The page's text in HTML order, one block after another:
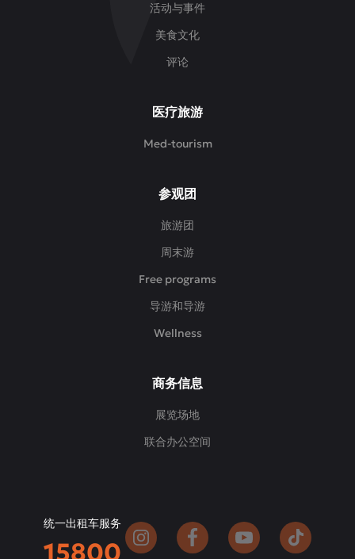
活动与事件
美食文化
评论
医疗旅游
Med-tourism
参观团
旅游团
周末游
Free programs
导游和导游
Wellness
商务信息
展览场地
联合办公空间
统一出租车服务
15800